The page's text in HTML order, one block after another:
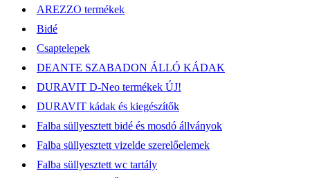
AREZZO termékek
Bidé
Csaptelepek
DEANTE SZABADON ÁLLÓ KÁDAK
DURAVIT D-Neo termékek ÚJ!
DURAVIT kádak és kiegészítők
Falba süllyesztett bidé és mosdó állványok
Falba süllyesztett vizelde szerelőelemek
Falba süllyesztett wc tartály